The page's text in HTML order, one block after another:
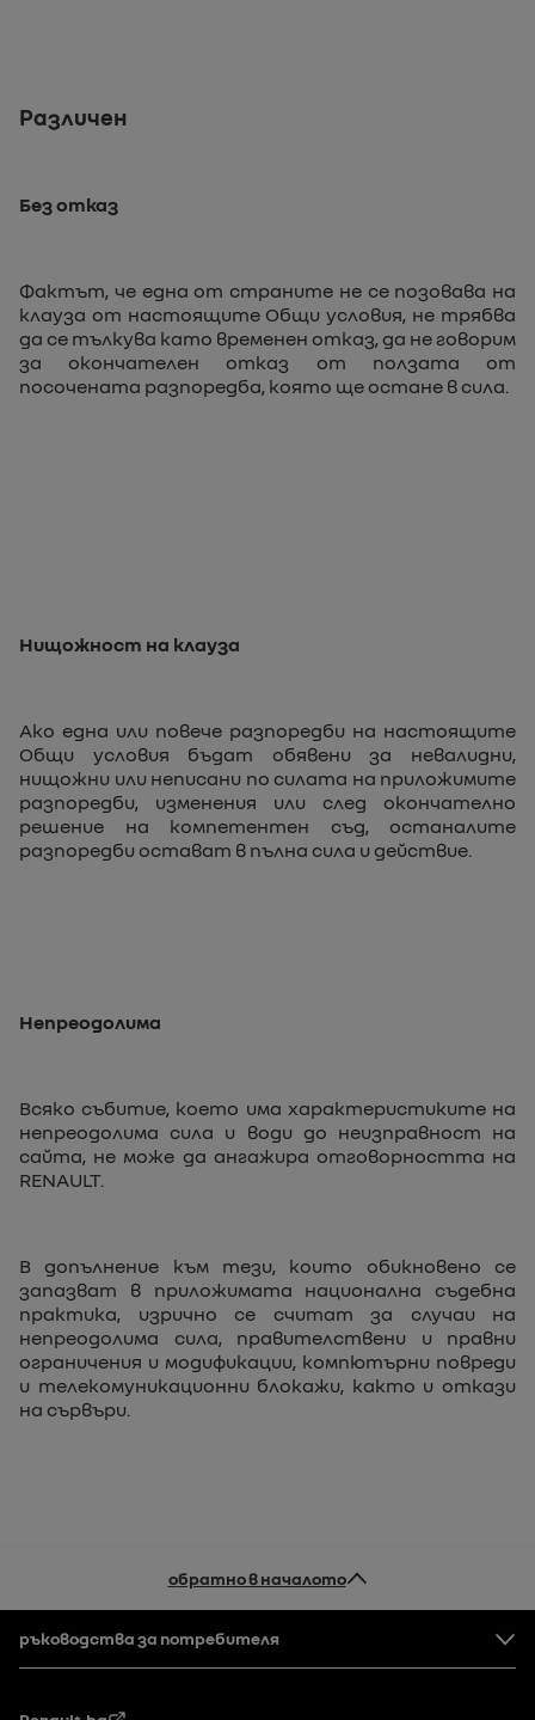
Различен
Без отказ
Фактът, че една от страните не се позовава на
клауза от настоящите Общи условия, не трябва
да се тълкува като временен отказ, да не говорим
за окончателен отказ от ползата от
посочената разпоредба, която ще остане в сила.
Нищожност на клауза
Ако една или повече разпоредби на настоящите
Общи условия бъдат обявени за невалидни,
нищожни или неписани по силата на приложимите
разпоредби, изменения или след окончателно
решение на компетентен съд, останалите
разпоредби остават в пълна сила и действие.
Непреодолима
Всяко събитие, което има характеристиките на
непреодолима сила и води до неизправност на
сайта, не може да ангажира отговорността на
RENAULT.
В допълнение към тези, които обикновено се
запазват в приложимата национална съдебна
практика, изрично се считат за случаи на
непреодолима сила, правителствени и правни
ограничения и модификации, компютърни повреди
и телекомуникационни блокажи, както и откази
на сървъри.
обратно в началото
Долен колонтитул
ръководства за потребителя